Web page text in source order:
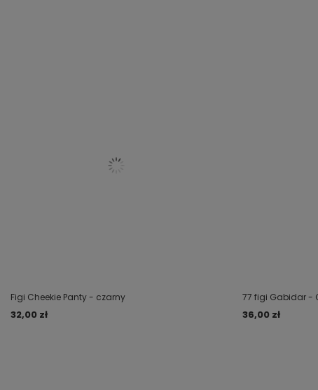
Figi Cheekie Panty - czarny
32,00 zł
77 figi Gabidar -
36,00 zł